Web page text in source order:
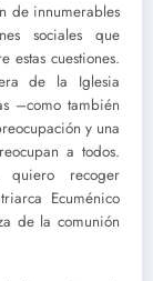
de innumerables
sociales que
estas cuestiones.
de la Iglesia
–como también
y una
a todos.
quiero recoger
Ecuménico
de la comunión